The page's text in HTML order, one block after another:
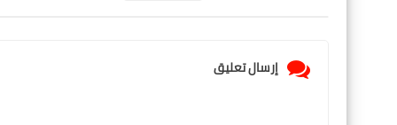
إرسال تعليق